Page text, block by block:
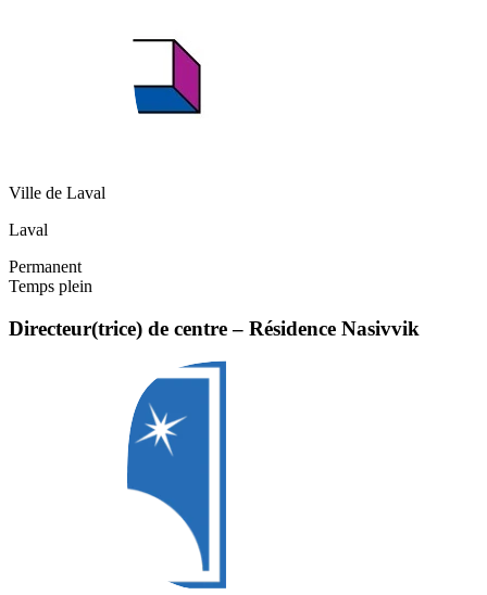
Ville de Laval
Laval
Permanent
Temps plein
Directeur(trice) de centre – Résidence Nasivvik